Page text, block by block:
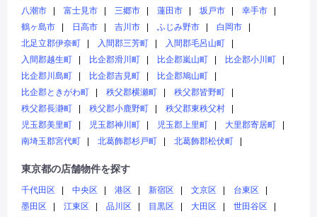
八潮市
富士見市 三郷市 蓮田市 坂戸市
幸手市
鶴ヶ島市
日高市 吉川市 ふじみ野市
白岡市
北足立郡伊奈町
入間郡三芳町
入間郡毛呂山町
入間郡越生町
比企郡滑川町 比企郡嵐山町
比企郡小川町
比企郡川島町
比企郡吉見町
比企郡鳩山町
比企郡ときがわ町
秩父郡横瀬町
秩父郡皆野町
秩父郡長瀞町
秩父郡小鹿野町
秩父郡東秩父村
児玉郡美里町
児玉郡神川町 児玉郡上里町
大里郡寄居町
南埼玉郡宮代町
北葛飾郡杉戸町 北葛飾郡松伏町
東京都の店舗物件を探す
千代田区 中央区 港区 新宿区 文京区
台東区
墨田区
江東区 品川区 目黒区 大田区
世田谷区